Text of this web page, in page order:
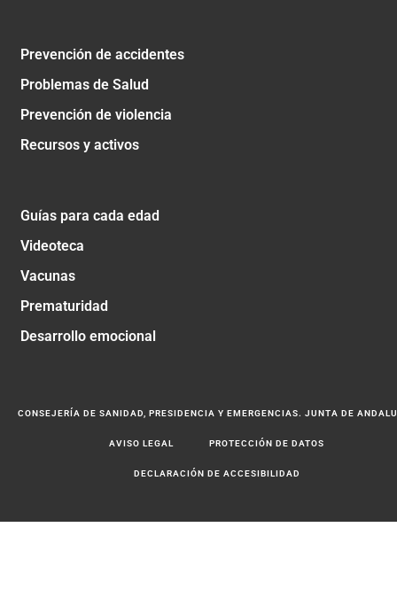
Prevención de accidentes
Problemas de Salud
Prevención de violencia
Recursos y activos
Guías para cada edad
Videoteca
Vacunas
Prematuridad
Desarrollo emocional
CONSEJERÍA DE SANIDAD, PRESIDENCIA Y EMERGENCIAS. JUNTA DE
AVISO LEGAL PROTECCIÓN DE DATOS
DECLARACIÓN DE ACCESIBILIDAD